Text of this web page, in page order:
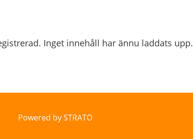
Inget innehåll har ännu laddats upp.
Powered by STRATO